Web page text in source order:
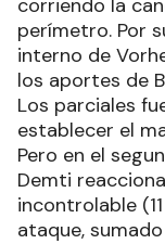
corriendo la
perímetro. Por
interno de
los aportes de
Los parciales
establecer el
Pero en el
Demti
incontrolable
ataque,